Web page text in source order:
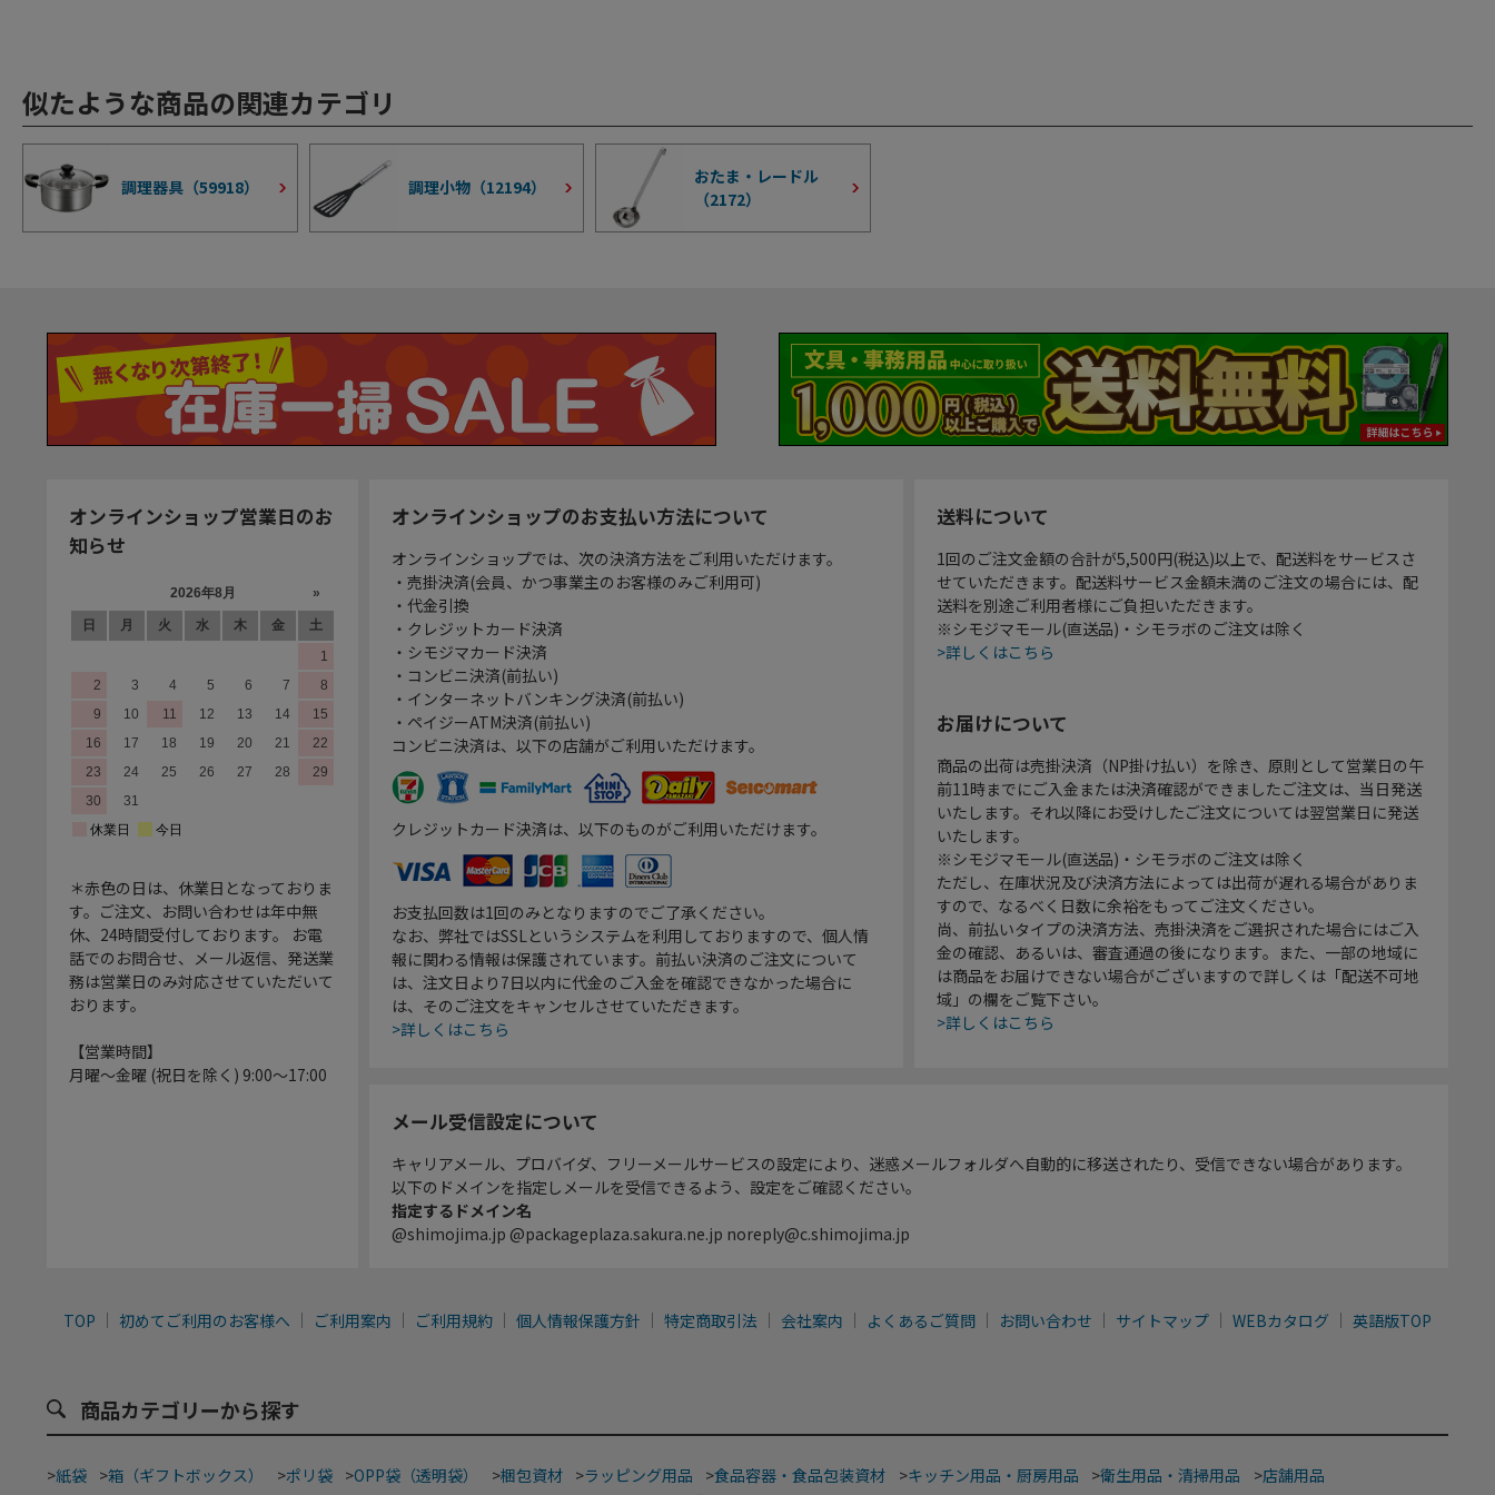
似たような商品の関連カテゴリ
調理器具（59918） 調理小物（12194）
おたま・レードル
（2172）
オンラインショップ営業日のお
知らせ
＊赤色の日は、休業日となっておりま
す。ご注文、お問い合わせは年中無
休、24時間受付しております。 お電
話でのお問合せ、メール返信、発送業
務は営業日のみ対応させていただいて
おります。
【営業時間】
月曜～金曜 (祝日を除く) 9:00～17:00
オンラインショップのお支払い方法について
オンラインショップでは、次の決済方法をご利用いただけます。
・売掛決済(会員、かつ事業主のお客様のみご利用可)
・代金引換
・クレジットカード決済
・シモジマカード決済
・コンビニ決済(前払い)
・インターネットバンキング決済(前払い)
・ペイジーATM決済(前払い)
コンビニ決済は、以下の店舗がご利用いただけます。
クレジットカード決済は、以下のものがご利用いただけます。
お支払回数は1回のみとなりますのでご了承ください。
なお、弊社ではSSLというシステムを利用しておりますので、個人情
報に関わる情報は保護されています。前払い決済のご注文について
は、注文日より7日以内に代金のご入金を確認できなかった場合に
は、そのご注文をキャンセルさせていただきます。
>詳しくはこちら
送料について
1回のご注文金額の合計が5,500円(税込)以上で、配送料をサービスさ
せていただきます。配送料サービス金額未満のご注文の場合には、配
送料を別途ご利用者様にご負担いただきます。
※シモジマモール(直送品)・シモラボのご注文は除く
>詳しくはこちら
お届けについて
商品の出荷は売掛決済（NP掛け払い）を除き、原則として営業日の午
前11時までにご入金または決済確認ができましたご注文は、当日発送
いたします。それ以降にお受けしたご注文については翌営業日に発送
いたします。
※シモジマモール(直送品)・シモラボのご注文は除く
ただし、在庫状況及び決済方法によっては出荷が遅れる場合がありま
すので、なるべく日数に余裕をもってご注文ください。
尚、前払いタイプの決済方法、売掛決済をご選択された場合にはご入
金の確認、あるいは、審査通過の後になります。また、一部の地域に
は商品をお届けできない場合がございますので詳しくは「配送不可地
域」の欄をご覧下さい。
>詳しくはこちら
メール受信設定について
キャリアメール、プロバイダ、フリーメールサービスの設定により、迷惑メールフォルダへ自動的に移送されたり、受信できない場合があります。
以下のドメインを指定しメールを受信できるよう、設定をご確認ください。
指定するドメイン名
@shimojima.jp @packageplaza.sakura.ne.jp noreply@c.shimojima.jp
TOP 初めてご利用のお客様へ ご利用案内 ご利用規約 個人情報保護方針 特定商取引法 会社案内 よくあるご質問 お問い合わせ サイトマップ WEBカタログ 英語版TOP
商品カテゴリーから探す
>紙袋 >箱（ギフトボックス） >ポリ袋 >OPP袋（透明袋） >梱包資材 >ラッピング用品 >食品容器・食品包装資材 >キッチン用品・厨房用品 >衛生用品・清掃用品 >店舗用品